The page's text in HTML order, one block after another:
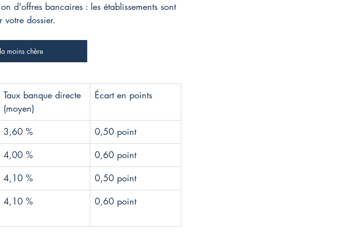
d'offres bancaires : les établissements sont
votre dossier.
moins chère
Taux banque directe
(moyen)
Écart en points
3,60 %
0,50 point
4,00 %
0,60 point
4,10 %
0,50 point
4,10 % 0,60 point